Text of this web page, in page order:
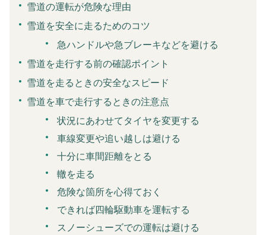
雪道の運転が危険な理由
雪道を安全に走るためのコツ
急ハンドルや急ブレーキなどを避ける
雪道を走行する前の確認ポイント
雪道を走るときの安全なスピード
雪道を車で走行するときの注意点
状況にあわせてタイヤを変更する
車線変更や追い越しは避ける
十分に車間距離をとる
轍を走る
危険な箇所を心得ておく
できれば四輪駆動車を運転する
スノーシューズでの運転は避ける